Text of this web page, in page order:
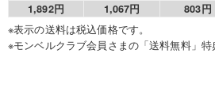
1,892円 1,067円 803円
※表示の送料は税込価格です。
※モンベルクラブ会員さまの「送料無料」